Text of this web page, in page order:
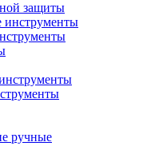
защиты